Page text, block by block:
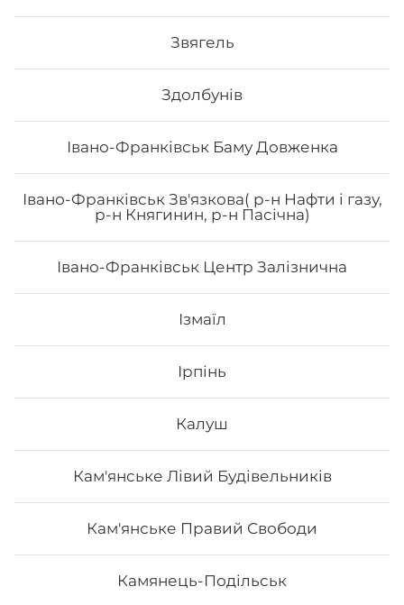
Звягель
Здолбунів
Івано-Франківськ Баму Довженка
Івано-Франківськ Зв'язкова( р-н Нафти і газу,
р-н Княгинин, р-н Пасічна)
Івано-Франківськ Центр Залізнична
Ізмаїл
Ірпінь
Калуш
Кам'янське Лівий Будівельників
Кам'янське Правий Свободи
Камянець-Подільськ
Макі Філа
Вага: 115 г Склад: норі, рис, сир філа
65₴ Хочу